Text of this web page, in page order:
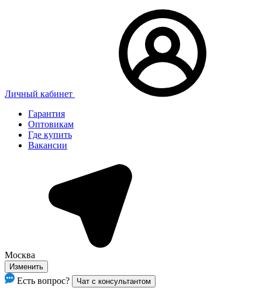
Личный кабинет
Гарантия
Оптовикам
Где купить
Вакансии
Москва
Изменить
Есть вопрос? Чат с консультантом